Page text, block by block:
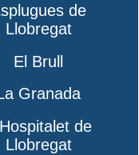
de
Llobregat
El Brull
Granada
de
Llobregat